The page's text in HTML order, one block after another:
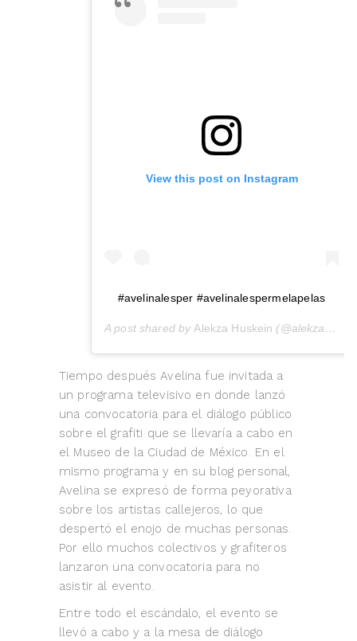
View this post on Instagram
#avelinalesper #avelinalespermelapelas
A post shared by Alekza Huskein (@alekzahuskein) on
Tiempo después Avelina fue invitada a
un programa televisivo en donde lanzó
una convocatoria para el diálogo público
sobre el grafiti que se llevaría a cabo en
el Museo de la Ciudad de México. En el
mismo programa y en su blog personal,
Avelina se expresó de forma peyorativa
sobre los artistas callejeros, lo que
despertó el enojo de muchas personas.
Por ello muchos colectivos y grafiteros
lanzaron una convocatoria para no
asistir al evento.
Entre todo el escándalo, el evento se
llevó a cabo y a la mesa de diálogo